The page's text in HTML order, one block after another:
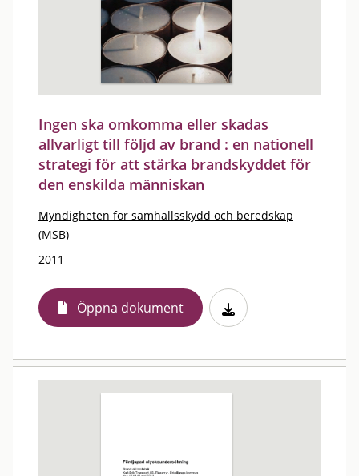
Ingen ska omkomma eller skadas
allvarligt till följd av brand : en nationell
strategi för att stärka brandskyddet för
den enskilda människan
Myndigheten för samhällsskydd och beredskap
(MSB)
2011
Öppna dokument